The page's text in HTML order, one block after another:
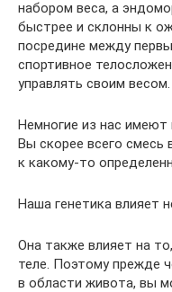
набором веса, а
быстрее и склонны к
посредине между
спортивное
управлять своим весом.
Немногие из нас имеют
Вы скорее всего смесь
к какому-то
Наша генетика влияет
Она также влияет на
теле. Поэтому прежде
в области живота, вы